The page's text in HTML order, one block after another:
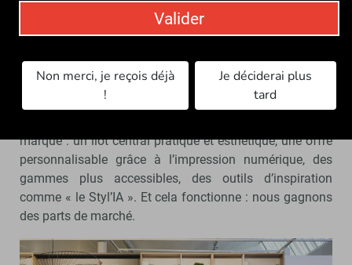
Cuisinella est positionnée sur le cœur du marché des
C’est un segment très concurrentiel, avec
spécialistes historiques qui renforcent leur présence.
Cuisinella est donc sur le terrain le plus bataillé, mais
cela nous pousse à innover en permanence. Cette année,
marque : un îlot central pratique et esthétique, une offre
personnalisable grâce à l’impression numérique, des
gammes plus accessibles, des outils d’inspiration
comme « le Styl’IA ». Et cela fonctionne : nous gagnons
des parts de marché.
Valider
Non merci, je reçois déjà
!
Je déciderai plus
tard